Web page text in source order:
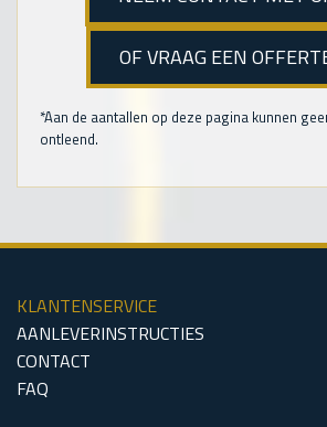
OF VRAAG EEN
*Aan de aantallen op deze pagina kunnen
ontleend.
KLANTENSERVICE
AANLEVERINSTRUCTIES
CONTACT
FAQ